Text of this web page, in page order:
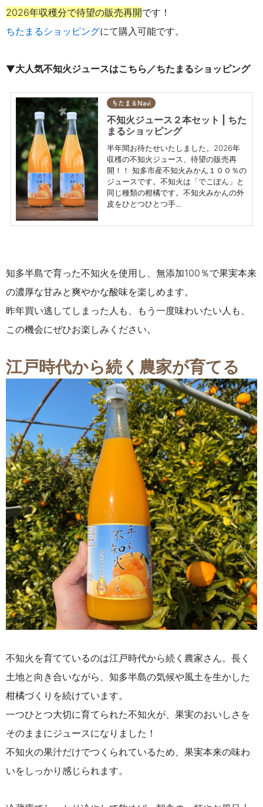
2026年収穫分で待望の販売再開です！
ちたまるショッピングにて購入可能です。
▼大人気不知火ジュースはこちら／ちたまるショッピング
ちたまるNavi
不知火ジュース２本セット | ちた
まるショッピング
半年間お待たせいたしました。2026年
収穫の不知火ジュース、待望の販売再
開！！ 知多市産不知火みかん１００％の
ジュースです。不知火は「でこぽん」と
同じ種類の柑橘です。不知火みかんの外
皮をひとつひとつ手...
知多半島で育った不知火を使用し、無添加100％で果実本来
の濃厚な甘みと爽やかな酸味を楽しめます。
昨年買い逃してしまった人も、もう一度味わいたい人も、
この機会にぜひお楽しみください。
江戸時代から続く農家が育てる
不知火を育てているのは江戸時代から続く農家さん。 長く
土地と向き合いながら、知多半島の気候や風土を生かした
柑橘づくりを続けています。
一つひとつ大切に育てられた不知火が、果実のおいしさを
そのままにジュースになりました！
不知火の果汁だけでつくられているため、果実本来の味わ
いをしっかり感じられます。